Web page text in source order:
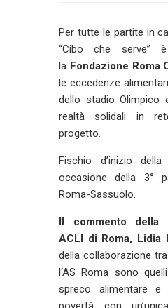
Per tutte le partite in
“Cibo che serve”
la Fondazione Roma
le eccedenze
dello stadio Olimpico
realtà solidali in
progetto.
Fischio d’inizio
occasione della 3°
Roma-Sassuolo.
Il commento della
ACLI di Roma, Lidia
della collaborazione
l‘AS Roma sono
spreco alimentare